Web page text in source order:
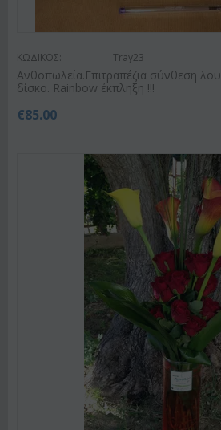
ΚΩΔΙΚΟΣ: Tray23
Ανθοπωλεία.Επιτραπέζια σύνθεση
δίσκο. Rainbow έκπληξη !!!
€85.00